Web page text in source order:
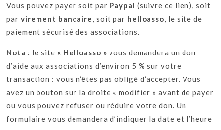
Vous pouvez payer soit par Paypal (suivre ce lien), soit
parvirement bancaire, soit par helloasso, le site de
paiement sécurisé des associations.
Nota : le site « Helloasso » vous demandera un don
d’aide aux associations d’environ 5 % sur votre
transaction : vous n’êtes pas obligé d’accepter. Vous
avez un bouton sur la droite « modifier » avant de payer
ou vous pouvez refuser ou réduire votre don. Un
formulaire vous demandera d’indiquer la date et l’heure